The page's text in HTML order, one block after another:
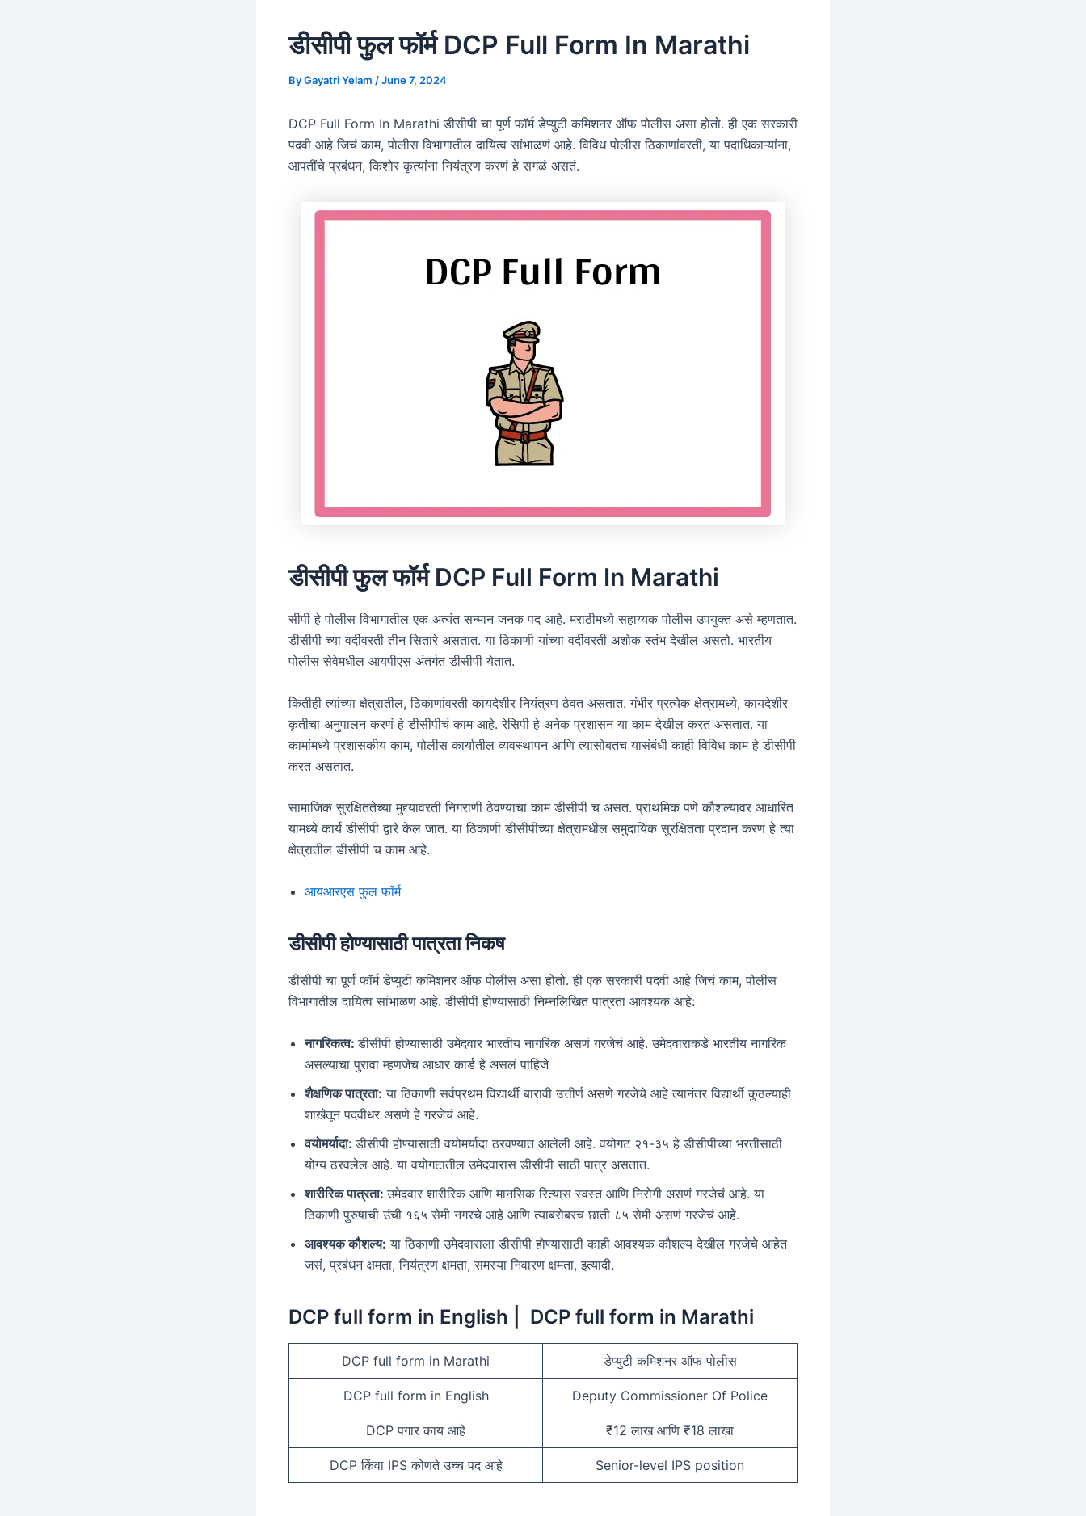
डीसीपी फुल फॉर्म DCP Full Form In Marathi
ByGayatri Yelam /June 7, 2024
DCP Full Form In Marathi डीसीपी चा पूर्ण फॉर्म डेप्युटी कमिशनर ऑफ पोलीस असा होतो. ही एक सरकारी
पदवी आहे जिचं काम, पोलीस विभागातील दायित्व सांभाळणं आहे. विविध पोलीस ठिकाणांवरती, या पदाधिकाऱ्यांना,
आपतींचे प्रबंधन, किशोर कृत्यांना नियंत्रण करणं हे सगळं असतं.
डीसीपी फुल फॉर्म DCP Full Form In Marathi
सीपी हे पोलीस विभागातील एक अत्यंत सन्मान जनक पद आहे. मराठीमध्ये सहाय्यक पोलीस उपयुक्त असे म्हणतात.
डीसीपी च्या वर्दीवरती तीन सितारे असतात. या ठिकाणी यांच्या वर्दीवरती अशोक स्तंभ देखील असतो. भारतीय
पोलीस सेवेमधील आयपीएस अंतर्गत डीसीपी येतात.
कितीही त्यांच्या क्षेत्रातील, ठिकाणांवरती कायदेशीर नियंत्रण ठेवत असतात. गंभीर प्रत्येक क्षेत्रामध्ये, कायदेशीर
कृतीचा अनुपालन करणं हे डीसीपीचं काम आहे. रेसिपी हे अनेक प्रशासन या काम देखील करत असतात. या
कामांमध्ये प्रशासकीय काम, पोलीस कार्यातील व्यवस्थापन आणि त्यासोबतच यासंबंधी काही विविध काम हे डीसीपी
करत असतात.
सामाजिक सुरक्षिततेच्या मुद्द्यावरती निगराणी ठेवण्याचा काम डीसीपी च असत. प्राथमिक पणे कौशल्यावर आधारित
यामध्ये कार्य डीसीपी द्वारे केल जात. या ठिकाणी डीसीपीच्या क्षेत्रामधील समुदायिक सुरक्षितता प्रदान करणं हे त्या
क्षेत्रातील डीसीपी च काम आहे.
आयआरएस फुल फॉर्म
डीसीपी होण्यासाठी पात्रता निकष
डीसीपी चा पूर्ण फॉर्म डेप्युटी कमिशनर ऑफ पोलीस असा होतो. ही एक सरकारी पदवी आहे जिचं काम, पोलीस
विभागातील दायित्व सांभाळणं आहे. डीसीपी होण्यासाठी निम्नलिखित पात्रता आवश्यक आहे:
नागरिकत्व:डीसीपी होण्यासाठी उमेदवार भारतीय नागरिक असणं गरजेचं आहे. उमेदवाराकडे भारतीय नागरिक
असल्याचा पुरावा म्हणजेच आधार कार्ड हे असलं पाहिजे
शैक्षणिक पात्रता: या ठिकाणी सर्वप्रथम विद्यार्थी बारावी उत्तीर्ण असणे गरजेचे आहे त्यानंतर विद्यार्थी कुठल्याही
शाखेतून पदवीधर असणे हे गरजेचं आहे.
वयोमर्यादा:डीसीपी होण्यासाठी वयोमर्यादा ठरवण्यात आलेली आहे. वयोगट २१-३५ हे डीसीपीच्या भरतीसाठी
योग्य ठरवलेल आहे. या वयोगटातील उमेदवारास डीसीपी साठी पात्र असतात.
शारीरिक पात्रता:उमेदवार शारीरिक आणि मानसिक रित्यास स्वस्त आणि निरोगी असणं गरजेचं आहे. या
ठिकाणी पुरुषाची उंची १६५ सेमी नगरचे आहे आणि त्याबरोबरच छाती ८५ सेमी असणं गरजेचं आहे.
आवश्यक कौशल्य: या ठिकाणी उमेदवाराला डीसीपी होण्यासाठी काही आवश्यक कौशल्य देखील गरजेचे आहेत
जसं, प्रबंधन क्षमता, नियंत्रण क्षमता, समस्या निवारण क्षमता, इत्यादी.
DCP full form in English | DCP full form in Marathi
DCP full form in Marathi डेप्युटी कमिशनर ऑफ पोलीस
DCP full form in English Deputy Commissioner Of Police
DCP पगार काय आहे ₹12 लाख आणि ₹18 लाखा
DCP किंवा IPS कोणते उच्च पद आहे Senior-level IPS position